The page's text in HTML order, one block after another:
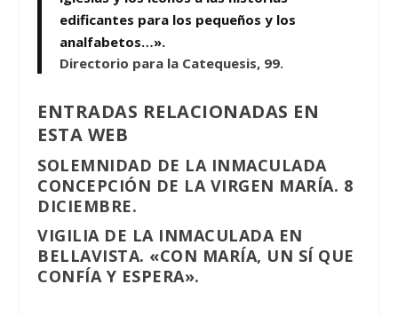
edificantes para los pequeños y los
analfabetos…».
Directorio para la Catequesis, 99.
ENTRADAS RELACIONADAS EN
ESTA WEB
SOLEMNIDAD DE LA INMACULADA
CONCEPCIÓN DE LA VIRGEN MARÍA. 8
DICIEMBRE.
VIGILIA DE LA INMACULADA EN
BELLAVISTA. «CON MARÍA, UN SÍ QUE
CONFÍA Y ESPERA».